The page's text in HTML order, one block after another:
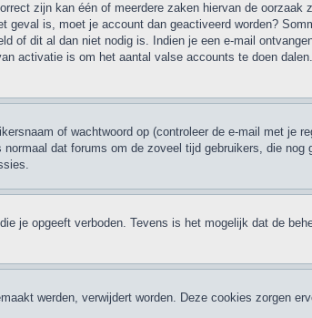
zijn kan één of meerdere zaken hiervan de
is, moet je account dan geactiveerd worden?
of dit al dan niet nodig is. Indien je een e-mail
activatie is om het aantal valse accounts te doen
of wachtwoord op (controleer de e-mail met je
dat forums om de zoveel tijd gebruikers, die
je opgeeft verboden. Tevens is het mogelijk dat de
werden, verwijdert worden. Deze cookies zorgen